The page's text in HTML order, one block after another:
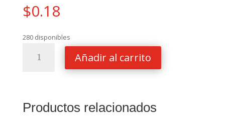
$0.18
280 disponibles
MANILA
15
Añadir al carrito
Productos relacionados